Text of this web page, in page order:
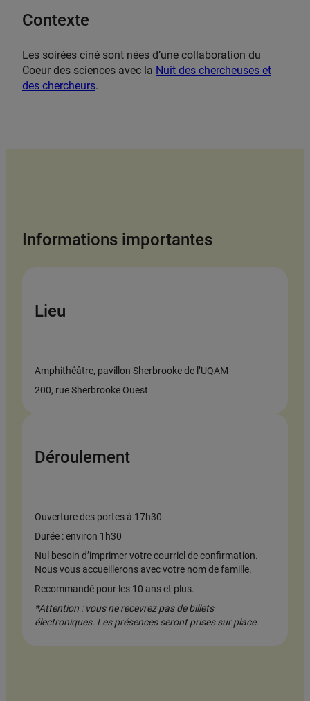
Contexte
Les soirées ciné sont nées d’une collaboration du
Coeur des sciences avec la Nuit des chercheuses et
des chercheurs.
Informations importantes
Lieu
Amphithéâtre, pavillon Sherbrooke de l’UQAM
200, rue Sherbrooke Ouest
Déroulement
Ouverture des portes à 17h30
Durée : environ 1h30
Nul besoin d’imprimer votre courriel de confirmation.
Nous vous accueillerons avec votre nom de famille.
Recommandé pour les 10 ans et plus.
*Attention : vous ne recevrez pas de billets
électroniques. Les présences seront prises sur place.